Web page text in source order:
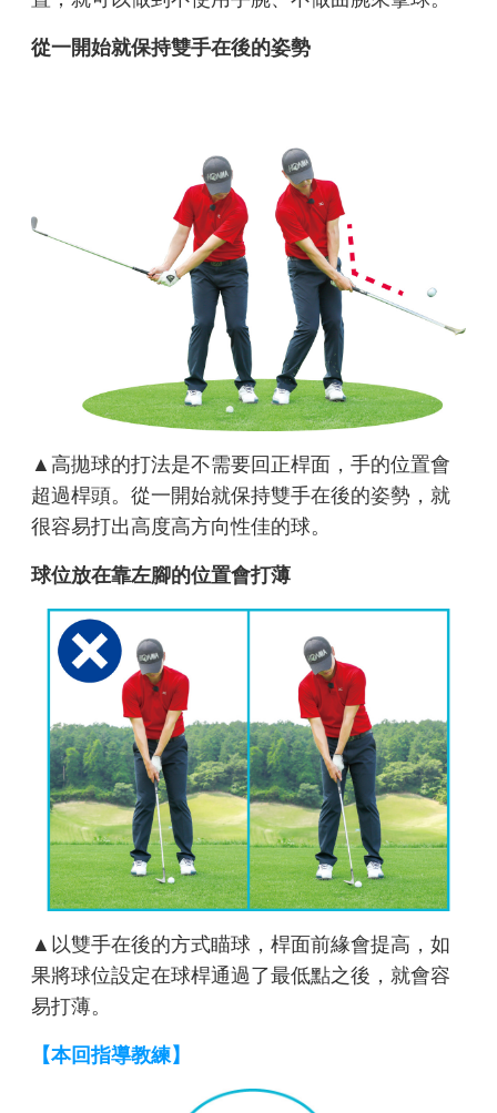
從一開始就保持雙手在後的姿勢
▲高拋球的打法是不需要回正桿面，手的位置會
超過桿頭。從一開始就保持雙手在後的姿勢，就
很容易打出高度高方向性佳的球。
球位放在靠左腳的位置會打薄
▲以雙手在後的方式瞄球，桿面前緣會提高，如
果將球位設定在球桿通過了最低點之後，就會容
易打薄。
【本回指導教練】